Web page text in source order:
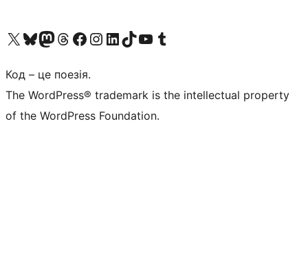
Visit our X (formerly Twitter) account
Visit our Bluesky account
Завітайте до нашої стрічки в Mastodon
Visit our Threads account
Завітайте на нашу сторінку в Facebook
Visit our Instagram account
Visit our LinkedIn account
Visit our TikTok account
Visit our YouTube channel
Visit our Tumblr account
Код – це поезія.
The WordPress® trademark is the intellectual property
of the WordPress Foundation.